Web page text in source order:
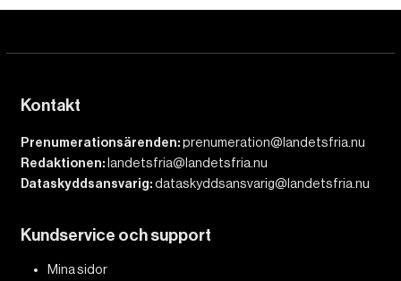
Kontakt
Prenumerationsärenden:prenumeration@landetsfria.nu
Redaktionen: landetsfria@landetsfria.nu
Dataskyddsansvarig:dataskyddsansvarig@landetsfria.nu
Kundservice och support
Mina sidor